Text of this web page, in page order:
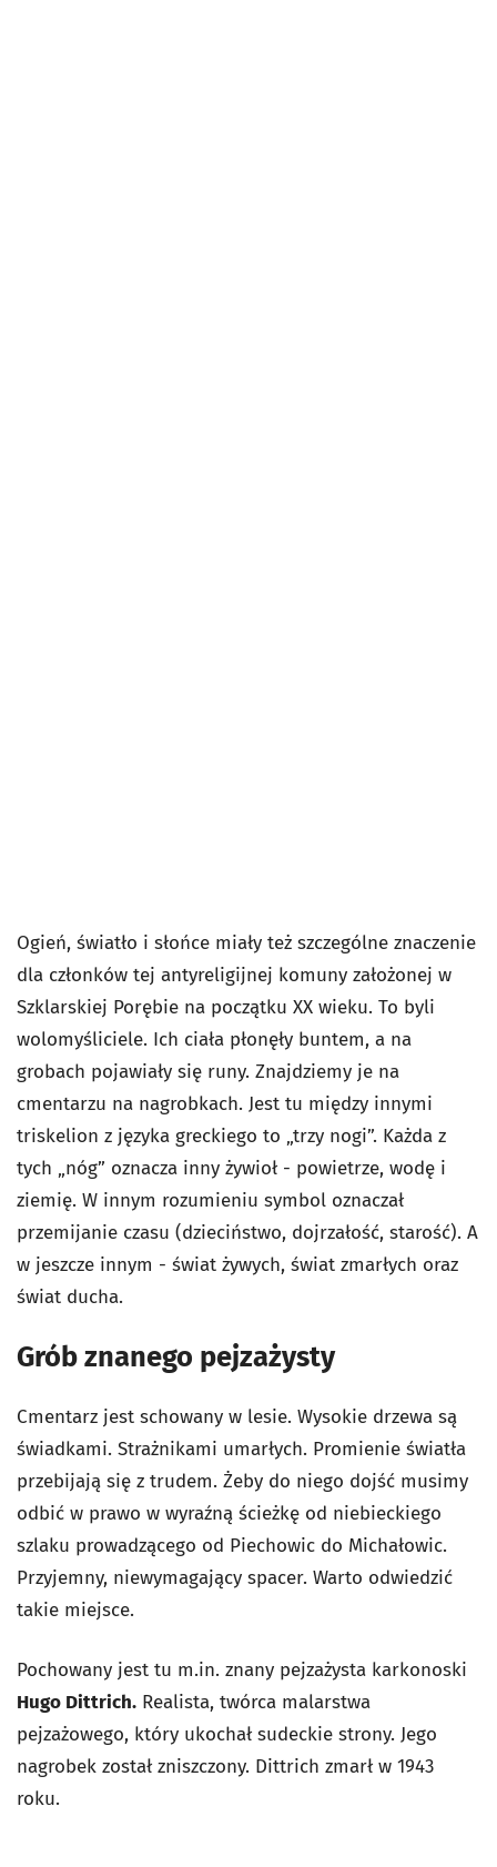
Ogień, światło i słońce miały też szczególne znaczenie
dla członków tej antyreligijnej komuny założonej w
Szklarskiej Porębie na początku XX wieku. To byli
wolomyśliciele. Ich ciała płonęły buntem, a na
grobach pojawiały się runy. Znajdziemy je na
cmentarzu na nagrobkach. Jest tu między innymi
triskelion z języka greckiego to „trzy nogi”. Każda z
tych „nóg” oznacza inny żywioł - powietrze, wodę i
ziemię. W innym rozumieniu symbol oznaczał
przemijanie czasu (dzieciństwo, dojrzałość, starość). A
w jeszcze innym - świat żywych, świat zmarłych oraz
świat ducha.
Grób znanego pejzażysty
Cmentarz jest schowany w lesie. Wysokie drzewa są
świadkami. Strażnikami umarłych. Promienie światła
przebijają się z trudem. Żeby do niego dojść musimy
odbić w prawo w wyraźną ścieżkę od niebieckiego
szlaku prowadzącego od Piechowic do Michałowic.
Przyjemny, niewymagający spacer. Warto odwiedzić
takie miejsce.
Pochowany jest tu m.in. znany pejzażysta karkonoski
Hugo Dittrich. Realista, twórca malarstwa
pejzażowego, który ukochał sudeckie strony. Jego
nagrobek został zniszczony. Dittrich zmarł w 1943
roku.